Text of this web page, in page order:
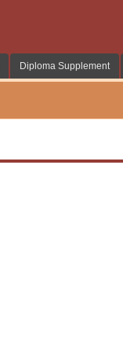
Diploma Supplement